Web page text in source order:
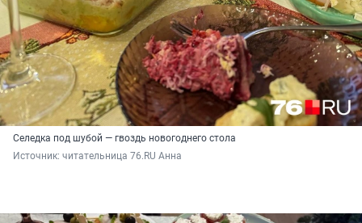
Селедка под шубой — гвоздь новогоднего стола
Источник: читательница 76.RU Анна